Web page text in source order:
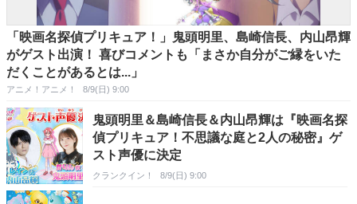
「映画名探偵プリキュア！」鬼頭明里、島崎信長、内山昂輝
がゲスト出演！ 喜びコメントも「まさか自分がご縁をいた
だくことがあるとは...」
アニメ！アニメ！ 8/9(日) 9:00
鬼頭明里＆島崎信長＆内山昂輝は『映画名探
偵プリキュア！不思議な庭と2人の秘密』ゲ
スト声優に決定
クランクイン！ 8/9(日) 9:00